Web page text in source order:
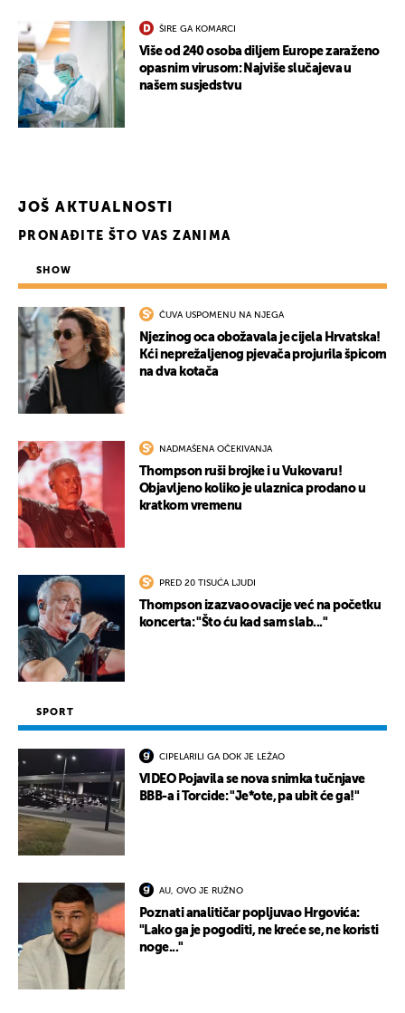
ŠIRE GA KOMARCI
Više od 240 osoba diljem Europe zaraženo
opasnim virusom: Najviše slučajeva u
našem susjedstvu
JOŠ AKTUALNOSTI
PRONAĐITE ŠTO VAS ZANIMA
SHOW
ČUVA USPOMENU NA NJEGA
Njezinog oca obožavala je cijela Hrvatska!
Kći neprežaljenog pjevača projurila špicom
na dva kotača
NADMAŠENA OČEKIVANJA
Thompson ruši brojke i u Vukovaru!
Objavljeno koliko je ulaznica prodano u
kratkom vremenu
PRED 20 TISUĆA LJUDI
Thompson izazvao ovacije već na početku
koncerta: "Što ću kad sam slab..."
SPORT
CIPELARILI GA DOK JE LEŽAO
VIDEO Pojavila se nova snimka tučnjave
BBB-a i Torcide: "Je*ote, pa ubit će ga!"
AU, OVO JE RUŽNO
Poznati analitičar popljuvao Hrgovića:
"Lako ga je pogoditi, ne kreće se, ne koristi
noge..."
UKLJUČITE NOTIFIKACIJE